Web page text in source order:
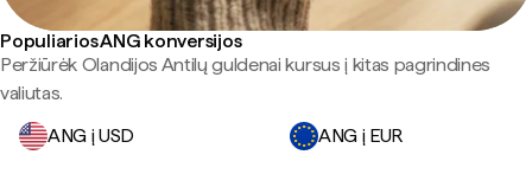
Populiarios ANG konversijos
Peržiūrėk Olandijos Antilų guldenai kursus į kitas pagrindines
valiutas.
ANG į USD
ANG į EUR